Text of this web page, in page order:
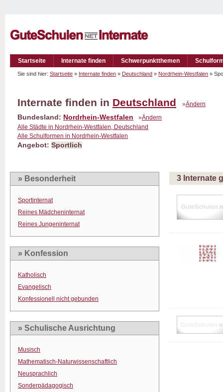
Startseite Internate finden Schwerpunktthemen
Sie sind hier: Startseite » Internate finden » Deutschland » Nordrhein-Westfalen »
Internate finden in Deutschland »Ändern
Bundesland: Nordrhein-Westfalen »Ändern
Alle Städte in Nordrhein-Westfalen, Deutschland
Alle Schulformen in Nordrhein-Westfalen
Angebot: Sportlich
» Besonderheit
Sportinternat
Reines Mädcheninternat
Reines Jungeninternat
» Konfession
Katholisch
Evangelisch
Konfessionell nicht gebunden
» Schulische Ausrichtung
Musisch
Mathematisch-Naturwissenschaftlich
Neusprachlich
Sonderpädagogisch
3 Internate